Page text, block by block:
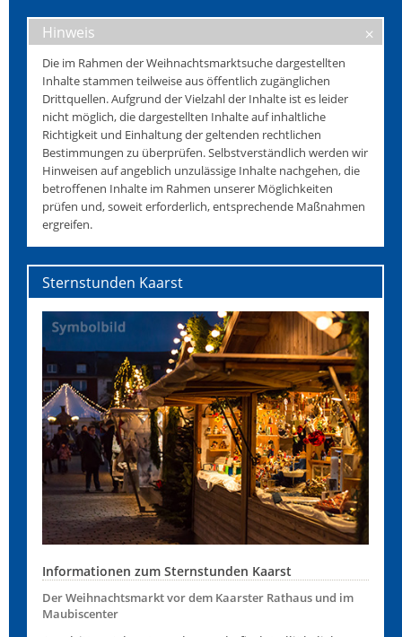
Hinweis
Die im Rahmen der Weihnachtsmarktsuche dargestellten
Inhalte stammen teilweise aus öffentlich zugänglichen
Drittquellen. Aufgrund der Vielzahl der Inhalte ist es leider
nicht möglich, die dargestellten Inhalte auf inhaltliche
Richtigkeit und Einhaltung der geltenden rechtlichen
Bestimmungen zu überprüfen. Selbstverständlich werden wir
Hinweisen auf angeblich unzulässige Inhalte nachgehen, die
betroffenen Inhalte im Rahmen unserer Möglichkeiten
prüfen und, soweit erforderlich, entsprechende Maßnahmen
ergreifen.
Sternstunden Kaarst
Informationen zum Sternstunden Kaarst
Der Weihnachtsmarkt vor dem Kaarster Rathaus und im
Maubiscenter